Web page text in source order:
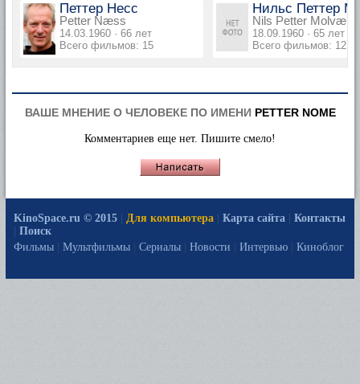
Петтер Несс
Petter Næss
14.03.1960 · 66 лет
Всего фильмов: 15
Нильс Петтер
Nils Petter Molvær
18.09.1960 · 65 лет
Всего фильмов: 12
ВАШЕ МНЕНИЕ О ЧЕЛОВЕКЕ ПО ИМЕНИ PETTER NOME
Комментариев еще нет. Пишите смело!
KinoSpace.ru © 2015 Для компьютера Карта сайта
Контакты
Поиск
Фильмы
Мультфильмы Сериалы Новости Интервью Киноблог